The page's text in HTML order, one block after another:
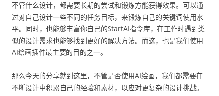
不管什么设计，都需要长期的尝试和锻炼方能获得效果。可以通
过对自己设计一些不同的任务目标，来锻炼自己的关键词使用水
平。同时，也能够丰富你自己的StartAI指令库，在工作时遇到类
似的设计需求也能够找到更好的解决方法。而这，也是我们使用
AI绘画插件最主要的目的之一。
那么今天的分享就到这里，不管是否使用AI绘画，我们都需要在
不断设计中积累自己的经验和素材，以应对更复杂的设计挑战。